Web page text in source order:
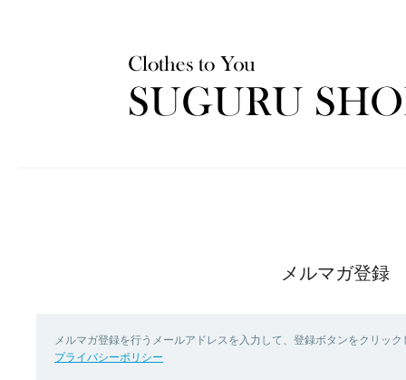
メルマガ登録
メルマガ登録を行うメールアドレスを入力して、登録ボタンをクリッ
プライバシーポリシー